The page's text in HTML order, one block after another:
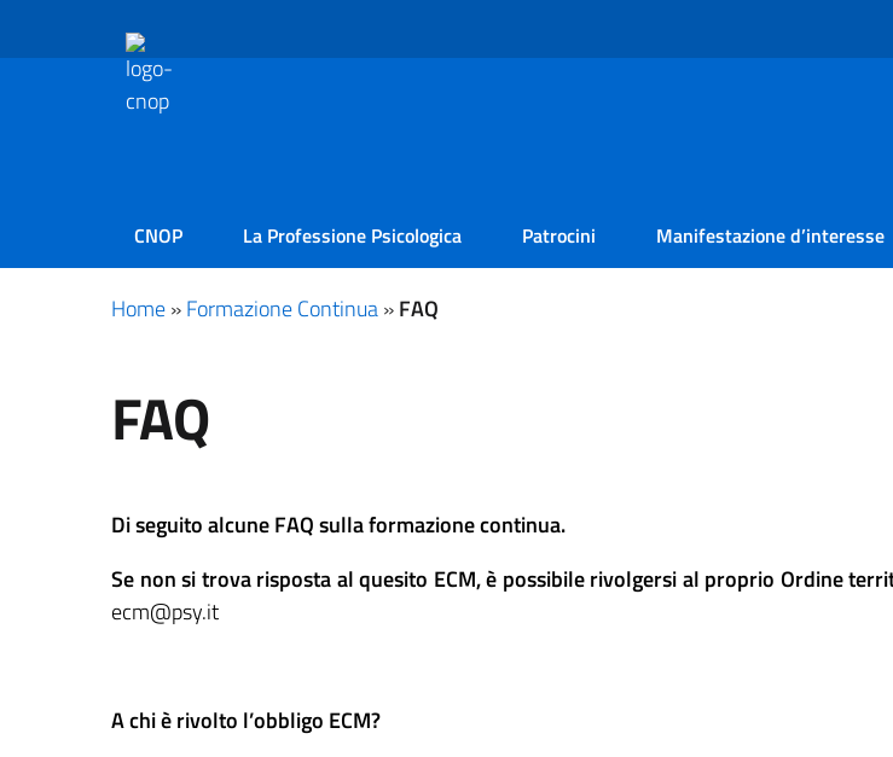
CNOP La Professione Psicologica Patrocini Manifestazione d’interesse
Home»Formazione Continua»FAQ
FAQ
Di seguito alcune FAQ sulla formazione continua.
Se non si trova risposta al quesito ECM, è possibile rivolgersi al proprio Ordine
ecm@psy.it
A chi è rivolto l’obbligo ECM?